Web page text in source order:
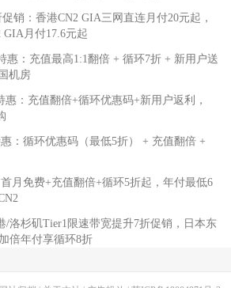
销：香港CN2 GIA三网直连月付20元起，
GIA月付17.6元起
惠：充值最高1:1翻倍 + 循环7折 + 新用户送
机房
惠：充值翻倍+循环优惠码+新用户返利，
：循环优惠码（最低5折） + 充值翻倍 +
月免费+充值翻倍+循环5折起，年付最低6
/洛杉矶Tier1限速带宽提升7折促销，日本东
倍年付享循环8折